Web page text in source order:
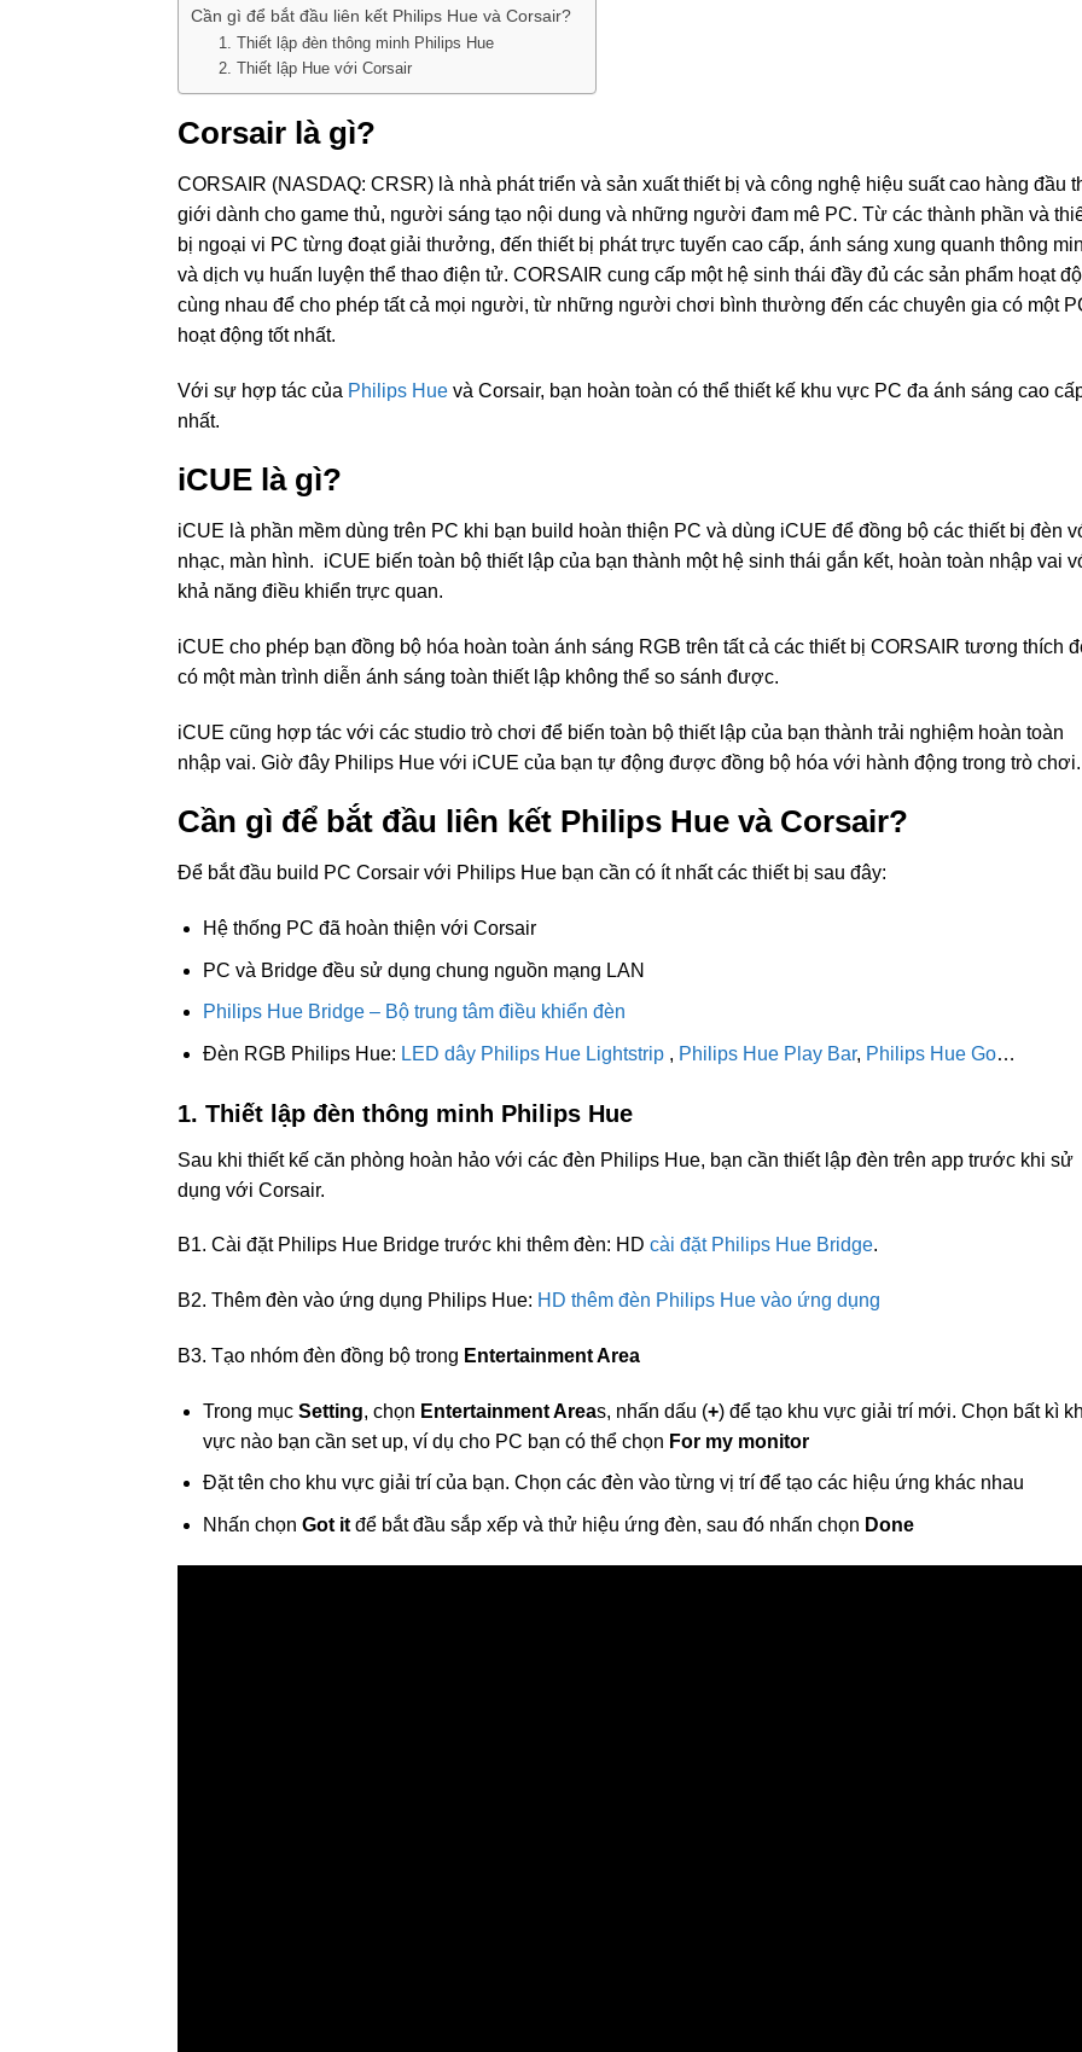
Cần gì để bắt đầu liên kết Philips Hue và Corsair?
1. Thiết lập đèn thông minh Philips Hue
2. Thiết lập Hue với Corsair
Corsair là gì?
CORSAIR (NASDAQ: CRSR) là nhà phát triển và sản xuất thiết bị và công nghệ hiệu suất cao hàng đầu
giới dành cho game thủ, người sáng tạo nội dung và những người đam mê PC. Từ các thành phần và
bị ngoại vi PC từng đoạt giải thưởng, đến thiết bị phát trực tuyến cao cấp, ánh sáng xung quanh thông
và dịch vụ huấn luyện thể thao điện tử. CORSAIR cung cấp một hệ sinh thái đầy đủ các sản phẩm hoạt
cùng nhau để cho phép tất cả mọi người, từ những người chơi bình thường đến các chuyên gia có một
hoạt động tốt nhất.
Với sự hợp tác của Philips Hue và Corsair, bạn hoàn toàn có thể thiết kế khu vực PC đa ánh sáng cao
nhất.
iCUE là gì?
iCUE là phần mềm dùng trên PC khi bạn build hoàn thiện PC và dùng iCUE để đồng bộ các thiết bị đèn
nhạc, màn hình. iCUE biến toàn bộ thiết lập của bạn thành một hệ sinh thái gắn kết, hoàn toàn nhập vai
khả năng điều khiển trực quan.
iCUE cho phép bạn đồng bộ hóa hoàn toàn ánh sáng RGB trên tất cả các thiết bị CORSAIR tương thích
có một màn trình diễn ánh sáng toàn thiết lập không thể so sánh được.
iCUE cũng hợp tác với các studio trò chơi để biến toàn bộ thiết lập của bạn thành trải nghiệm hoàn toàn
nhập vai. Giờ đây Philips Hue với iCUE của bạn tự động được đồng bộ hóa với hành động trong trò chơi.
Cần gì để bắt đầu liên kết Philips Hue và Corsair?
Để bắt đầu build PC Corsair với Philips Hue bạn cần có ít nhất các thiết bị sau đây:
Hệ thống PC đã hoàn thiện với Corsair
PC và Bridge đều sử dụng chung nguồn mạng LAN
Philips Hue Bridge – Bộ trung tâm điều khiển đèn
Đèn RGB Philips Hue: LED dây Philips Hue Lightstrip, Philips Hue Play Bar, Philips Hue Go…
1. Thiết lập đèn thông minh Philips Hue
Sau khi thiết kế căn phòng hoàn hảo với các đèn Philips Hue, bạn cần thiết lập đèn trên app trước khi sử
dụng với Corsair.
B1. Cài đặt Philips Hue Bridge trước khi thêm đèn: HD cài đặt Philips Hue Bridge.
B2. Thêm đèn vào ứng dụng Philips Hue: HD thêm đèn Philips Hue vào ứng dụng
B3. Tạo nhóm đèn đồng bộ trong Entertainment Area
Trong mục Setting, chọn Entertainment Areas, nhấn dấu (+) để tạo khu vực giải trí mới. Chọn bất kì
vực nào bạn cần set up, ví dụ cho PC bạn có thể chọn For my monitor
Đặt tên cho khu vực giải trí của bạn. Chọn các đèn vào từng vị trí để tạo các hiệu ứng khác nhau
Nhấn chọn Got itđể bắt đầu sắp xếp và thử hiệu ứng đèn, sau đó nhấn chọn Done